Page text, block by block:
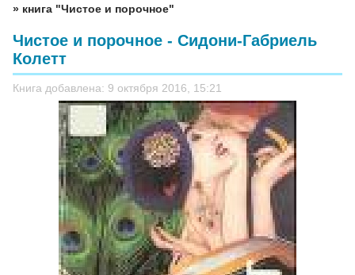
» книга "Чистое и порочное"
Чистое и порочное - Сидони-Габриель
Колетт
Книга добавлена: 9 октября 2016, 15:21